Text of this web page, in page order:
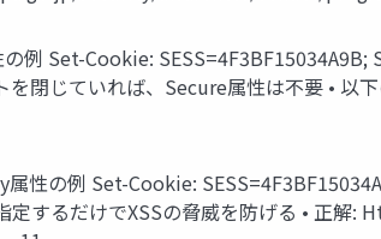
例 Set-Cookie:
を閉じていれば、Secure属性は不要 •
性の例 Set-Cookie:
するだけでXSSの脅威を防げる • 正解